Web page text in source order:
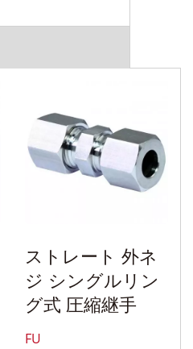
ストレート 外ネ
ジ シングルリン
グ式 圧縮継手
FU